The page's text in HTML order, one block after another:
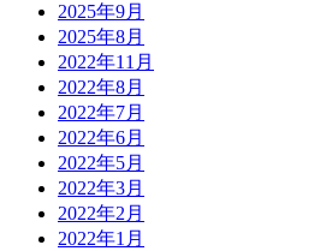
2025年9月
2025年8月
2022年11月
2022年8月
2022年7月
2022年6月
2022年5月
2022年3月
2022年2月
2022年1月